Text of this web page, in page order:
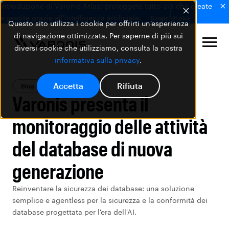
Questo sito utilizza i cookie per offrirti un'esperienza
di navigazione ottimizzata. Per saperne di più sui
diversi cookie che utilizziamo, consulta la nostra
informativa sulla privacy.
Accetta Rifiuta
Introduzione di Varonis Atlas: proteggete tutto ciò che create
e gestite grazie all'intelligenza artificiale.
Scopri di più
Blog Prodotti Varonis
Varonis presenta il
monitoraggio delle attività
del database di nuova
generazione
Reinventare la sicurezza dei database: una soluzione
semplice e agentless per la sicurezza e la conformità dei
database progettata per l'era dell'AI.